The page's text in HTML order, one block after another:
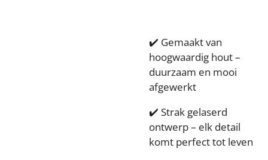
✔️ Gemaakt van
hoogwaardig hout –
duurzaam en mooi
afgewerkt
✔️ Strak gelaserd
ontwerp – elk detail
komt perfect tot leven